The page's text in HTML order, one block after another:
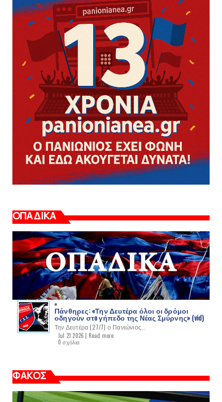
ΟΠΑΔΙΚΑ
Πάνθηρες: «Την Δευτέρα όλοι οι δρόμοι
οδηγούν στo γήπεδο της Νέας Σμύρνης» (vid)
Την Δευτέρα (27/7) ο Πανιώνιος...
Jul 21 2026 | Read more
0 σχόλια
ΦΑΚΟΣ